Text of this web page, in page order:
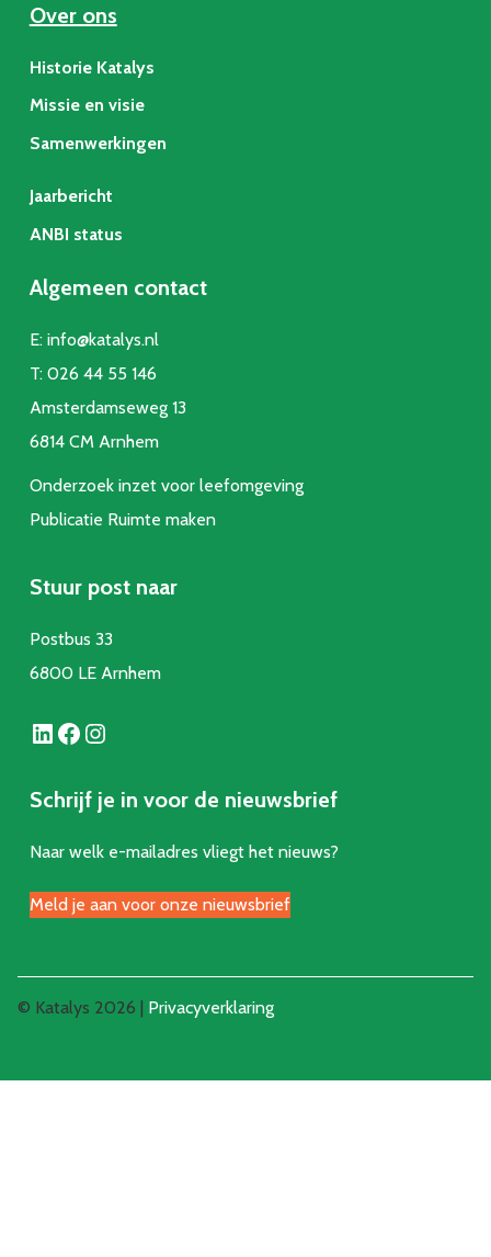
Over ons
Historie Katalys
Missie en visie
Samenwerkingen
Jaarbericht
ANBI status
Algemeen contact
E: info@katalys.nl
T: 026 44 55 146
Amsterdamseweg 13
6814 CM Arnhem
Onderzoek inzet voor leefomgeving
Publicatie Ruimte maken
Stuur post naar
Postbus 33
6800 LE Arnhem
LinkedIn Facebook Instagram
Schrijf je in voor de nieuwsbrief
Naar welk e-mailadres vliegt het nieuws?
Meld je aan voor onze nieuwsbrief
© Katalys 2026 | Privacyverklaring